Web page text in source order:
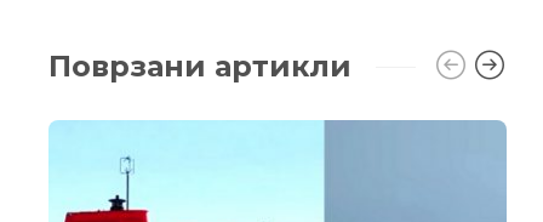
Поврзани артикли